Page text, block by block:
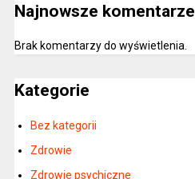
Najnowsze komentarze
Brak komentarzy do wyświetlenia.
Kategorie
Bez kategorii
Zdrowie
Zdrowie psychiczne